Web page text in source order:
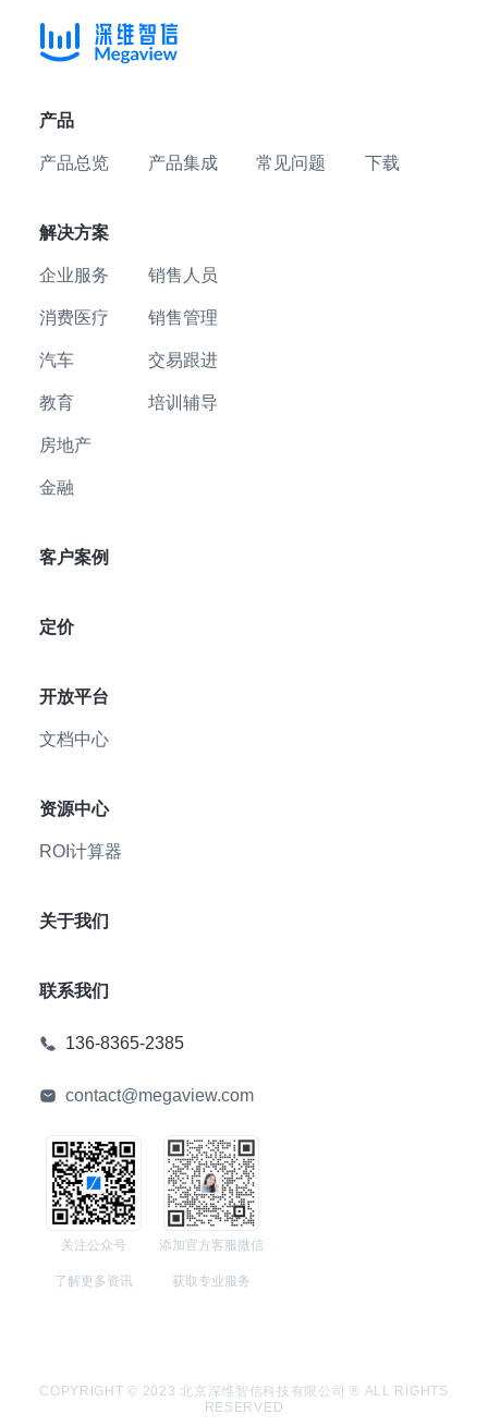
产品
产品总览 产品集成 常见问题 下载
解决方案
企业服务
消费医疗
汽车
教育
房地产
金融
销售人员
销售管理
交易跟进
培训辅导
客户案例
定价
开放平台
文档中心
资源中心
ROI计算器
关于我们
联系我们
136-8365-2385
contact@megaview.com
关注公众号
了解更多资讯
添加官方客服微信
获取专业服务
COPYRIGHT © 2023 北京深维智信科技有限公司 ® ALL RIGHTS
RESERVED